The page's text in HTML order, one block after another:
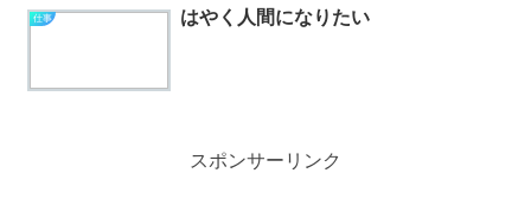
仕事 はやく人間になりたい
スポンサーリンク